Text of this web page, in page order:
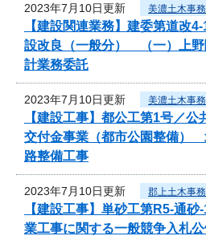
2023年7月10日更新 美濃土木事
【建設関連業務】建委第道改
設改良（一般分） （一）上
計業務委託
2023年7月10日更新 美濃土木事
【建設工事】都公工第1号／
交付金事業（都市公園整備）
路整備工事
2023年7月10日更新 郡上土木事
【建設工事】単砂工第R5-通
業工事に関する一般競争入札